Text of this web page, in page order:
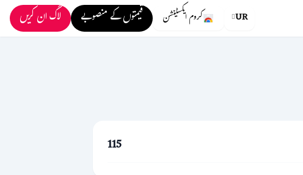
UR کروم ایکسٹینشن قیمتوں کے منصوبے لاگ ان کریں
115